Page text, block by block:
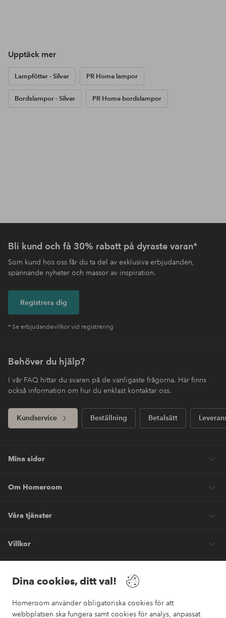
Dina cookies, ditt val!
Homeroom använder obligatoriska cookies för att
webbplatsen ska fungera samt cookies för analys, anpassat
Upptäck mer
Lampfötter - Silver PR Home lampor
Bordslampor - Silver PR Home bordslampor
Bli kund och få 30% rabatt på dyraste varan*
Som kund hos oss får du ta del av exklusiva erbjudanden,
spännande nyheter och massor av inspiration.
Registrera dig
* Se erbjudandevillkor vid registrering
Behöver du hjälp?
I vår FAQ hittar du svaren på de vanligaste frågorna. Här finns
också information om hur du enklast kontaktar oss.
Kundservice Beställning Betalsätt
Mina sidor
Om Homeroom
Våra tjänster
Villkor